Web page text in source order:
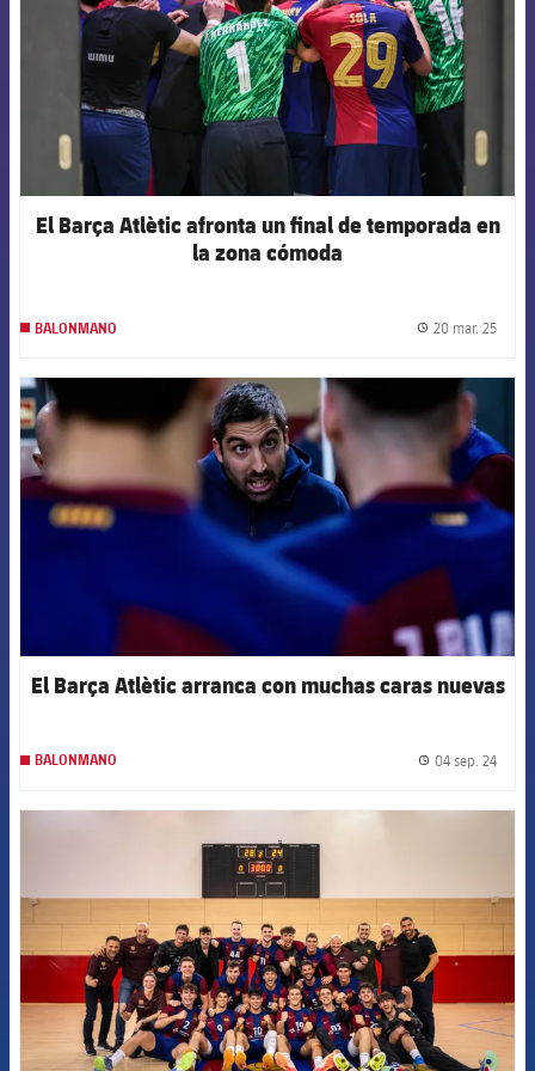
El Barça Atlètic afronta un final de temporada en
la zona cómoda
BALONMANO 20 mar. 25
FCB Barcelona badge
El Barça Atlètic arranca con muchas caras nuevas
BALONMANO 04 sep. 24